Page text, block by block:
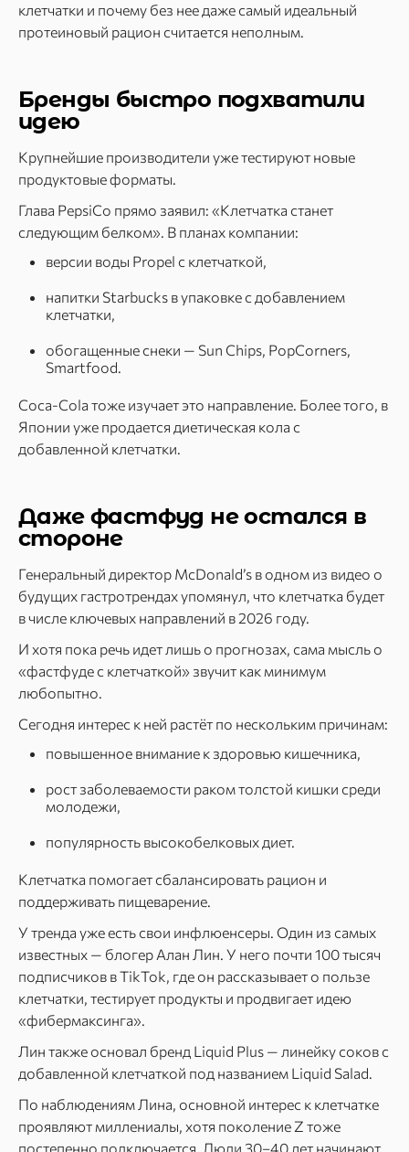
клетчатки и почему без нее даже самый идеальный
протеиновый рацион считается неполным.
Бренды быстро подхватили
идею
Крупнейшие производители уже тестируют новые
продуктовые форматы.
Глава PepsiCo прямо заявил: «Клетчатка станет
следующим белком». В планах компании:
версии воды Propel с клетчаткой,
напитки Starbucks в упаковке с добавлением
клетчатки,
обогащенные снеки — Sun Chips, PopCorners,
Smartfood.
Coca-Cola тоже изучает это направление. Более того, в
Японии уже продается диетическая кола с
добавленной клетчатки.
Даже фастфуд не остался в
стороне
Генеральный директор McDonald’s в одном из видео о
будущих гастротрендах упомянул, что клетчатка будет
в числе ключевых направлений в 2026 году.
И хотя пока речь идет лишь о прогнозах, сама мысль о
«фастфуде с клетчаткой» звучит как минимум
любопытно.
Сегодня интерес к ней растёт по нескольким причинам:
повышенное внимание к здоровью кишечника,
рост заболеваемости раком толстой кишки среди
молодежи,
популярность высокобелковых диет.
Клетчатка помогает сбалансировать рацион и
поддерживать пищеварение.
У тренда уже есть свои инфлюенсеры. Один из самых
известных — блогер Алан Лин. У него почти 100 тысяч
подписчиков в TikTok, где он рассказывает о пользе
клетчатки, тестирует продукты и продвигает идею
«фибермаксинга».
Лин также основал бренд Liquid Plus — линейку соков с
добавленной клетчаткой под названием Liquid Salad.
По наблюдениям Лина, основной интерес к клетчатке
проявляют миллениалы, хотя поколение Z тоже
постепенно подключается. Люди 30–40 лет начинают